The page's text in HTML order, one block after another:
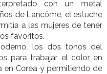
con un metal
de Lancôme, el estuche
a las mujeres de tener
favoritos.
los dos tonos del
para trabajar el color en
en Corea y permitiendo de